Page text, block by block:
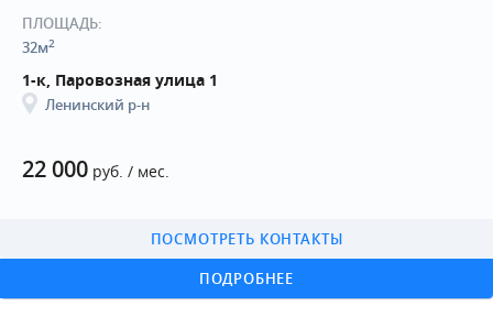
22 000 руб. / мес.
1-к, Паровозная улица 1
Ленинский р-н
ПОДРОБНЕЕ
ПОСМОТРЕТЬ КОНТАКТЫ
ПЛОЩАДЬ:
32м2